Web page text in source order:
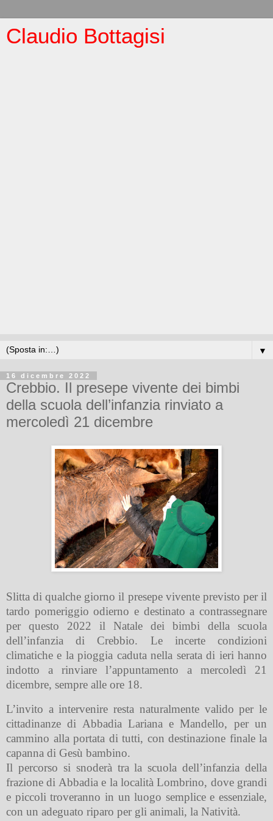
Claudio Bottagisi
▼
16 dicembre 2022
Crebbio. Il presepe vivente dei bimbi
della scuola dell’infanzia rinviato a
mercoledì 21 dicembre
Slitta di qualche giorno il presepe vivente previsto per il
tardo pomeriggio odierno e destinato a contrassegnare
per questo 2022 il Natale dei bimbi della scuola
dell’infanzia di Crebbio. Le incerte condizioni
climatiche e la pioggia caduta nella serata di ieri hanno
indotto a rinviare l’appuntamento a mercoledì 21
dicembre, sempre alle ore 18.
L’invito a intervenire resta naturalmente valido per le
cittadinanze di Abbadia Lariana e Mandello, per un
cammino alla portata di tutti, con destinazione finale la
capanna di Gesù bambino.
Il percorso si snoderà tra la scuola dell’infanzia della
frazione di Abbadia e la località Lombrino, dove grandi
e piccoli troveranno in un luogo semplice e essenziale,
con un adeguato riparo per gli animali, la Natività.